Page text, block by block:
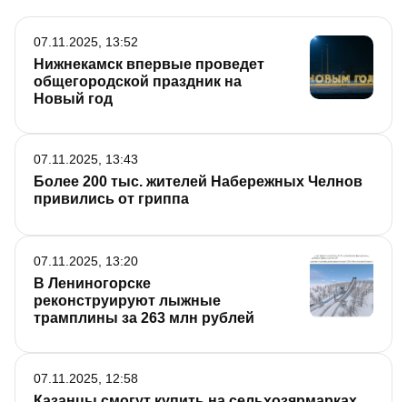
Нижнекамск впервые проведет
общегородской праздник на
Новый год
07.11.2025, 13:52
Более 200 тыс. жителей Набережных Челнов
привились от гриппа
07.11.2025, 13:43
В Лениногорске
реконструируют лыжные
трамплины за 263 млн рублей
07.11.2025, 13:20
07.11.2025, 12:58